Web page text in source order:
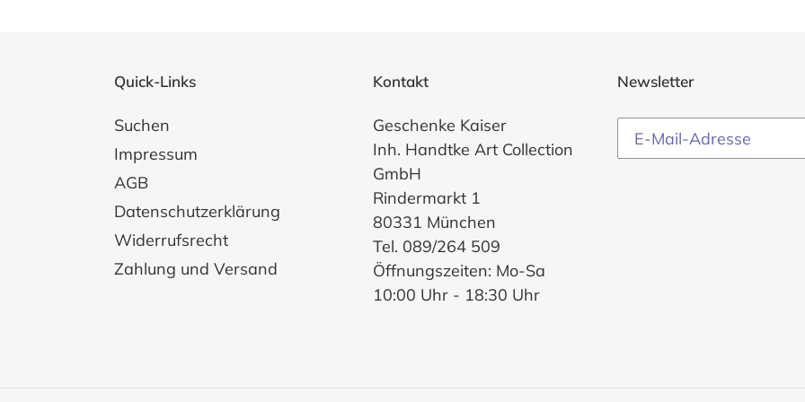
Quick-Links
Suchen
Impressum
AGB
Datenschutzerklärung
Widerrufsrecht
Zahlung und Versand
Kontakt
Geschenke Kaiser
Inh. Handtke Art Collection
GmbH
Rindermarkt 1
80331 München
Tel. 089/264 509
Öffnungszeiten: Mo-Sa
10:00 Uhr - 18:30 Uhr
Newsletter